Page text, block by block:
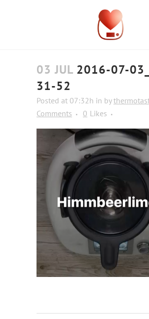
03 JUL 2016-07-
31-52
Posted at 07:32h in by
Comments
0 Likes